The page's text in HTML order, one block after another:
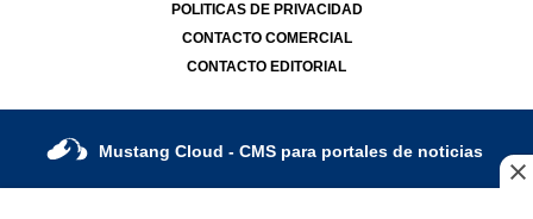
POLITICAS DE PRIVACIDAD
CONTACTO COMERCIAL
CONTACTO EDITORIAL
Mustang Cloud - CMS para portales de noticias